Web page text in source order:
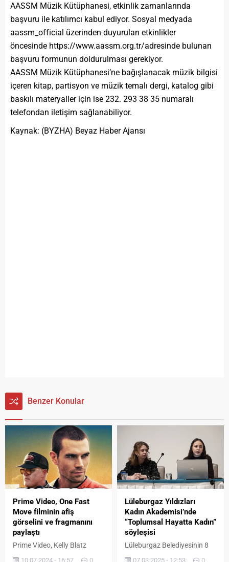
AASSM Müzik Kütüphanesi, etkinlik zamanlarında
başvuru ile katılımcı kabul ediyor. Sosyal medyada
aassm_official üzerinden duyurulan etkinlikler
öncesinde https://www.aassm.org.tr/adresinde bulunan
başvuru formunun doldurulması gerekiyor.
AASSM Müzik Kütüphanesi’ne bağışlanacak müzik bilgisi
içeren kitap, partisyon ve müzik temalı dergi, katalog gibi
baskılı materyaller için ise 232. 293 38 35 numaralı
telefondan iletişim sağlanabiliyor.
Kaynak: (BYZHA) Beyaz Haber Ajansı
Benzer Konular
Prime Video, One Fast
Move filminin afiş
görselini ve fragmanını
paylaştı
Prime Video, Kelly Blatz
10.07.2024 - 16:57 0
Lüleburgaz Yıldızları
Kadın Akademisi’nde
“Toplumsal Hayatta Kadın”
söyleşisi
Lüleburgaz Belediyesinin 8
07.03.2025 - 12:53 0